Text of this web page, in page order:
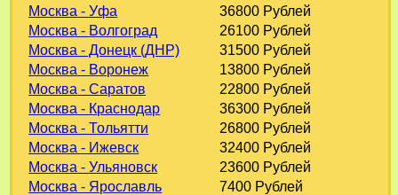
Москва - Уфа
36800 Рублей
Москва - Волгоград
26100 Рублей
Москва - Донецк (ДНР)
31500 Рублей
Москва - Воронеж
13800 Рублей
Москва - Саратов
22800 Рублей
Москва - Краснодар
36300 Рублей
Москва - Тольятти
26800 Рублей
Москва - Ижевск
32400 Рублей
Москва - Ульяновск
23600 Рублей
Москва - Ярославль
7400 Рублей